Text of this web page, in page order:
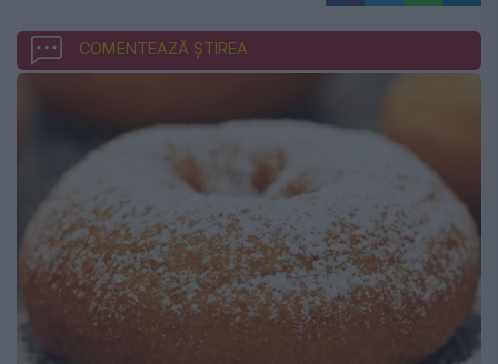
COMENTEAZĂ ȘTIREA